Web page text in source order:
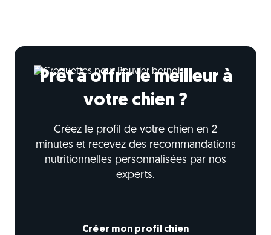
Prêt à offrir le meilleur à
votre chien ?
Créez le profil de votre chien en 2
minutes et recevez des recommandations
nutritionnelles personnalisées par nos
experts.
Créer mon profil chien